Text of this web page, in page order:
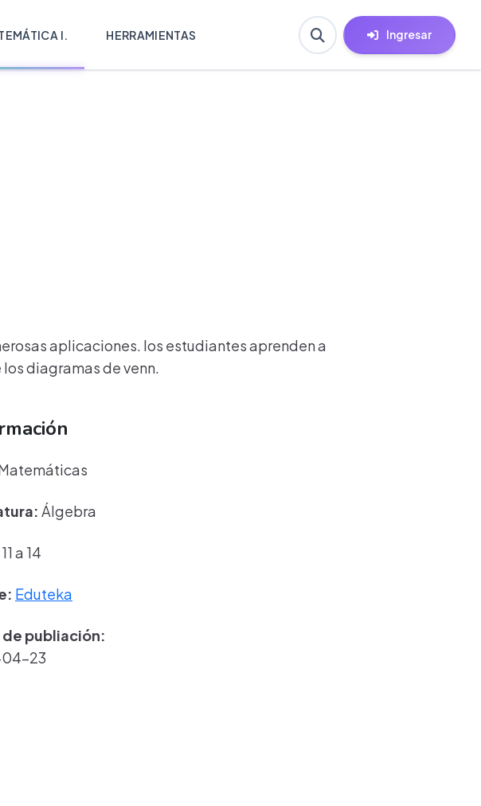
I. HERRAMIENTAS Ingresar
aplicaciones. los estudiantes aprenden a
diagramas de venn.
Álgebra
11 a 14
Eduteka
de publiación:
23